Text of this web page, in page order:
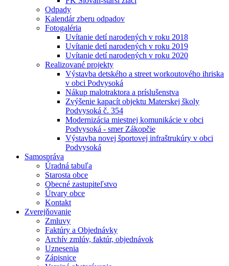
Odpady
Kalendár zberu odpadov
Fotogaléria
Uvítanie detí narodených v roku 2018
Uvítanie detí narodených v roku 2019
Uvítanie detí narodených v roku 2020
Realizované projekty
Výstavba detského a street workoutového ihriska
v obci Podvysoká
Nákup malotraktora a príslušenstva
Zvýšenie kapacít objektu Materskej školy
Podvysoká č. 354
Modernizácia miestnej komunikácie v obci
Podvysoká - smer Zákopčie
Výstavba novej športovej infraštrukúry v obci
Podvysoká
Samospráva
Úradná tabuľa
Starosta obce
Obecné zastupiteľstvo
Útvary obce
Kontakt
Zverejňovanie
Zmluvy
Faktúry a Objednávky
Archív zmlúv, faktúr, objednávok
Uznesenia
Zápisnice